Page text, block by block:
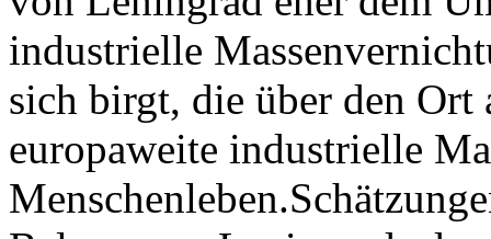
industrielle
sich birgt, die über den Ort
europaweite industrielle